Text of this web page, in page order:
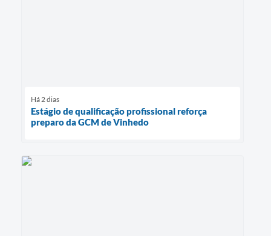
Há 2 dias
Estágio de qualificação profissional reforça
preparo da GCM de Vinhedo